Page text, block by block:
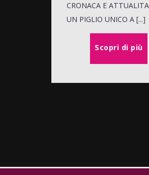
CRONACA E
UN PIGLIO UNICO A [...]
Scopri di più